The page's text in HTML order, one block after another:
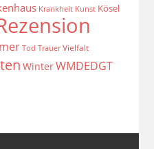
Krankheit Kunst Kösel
Tod Trauer Vielfalt
WinterWMDEDGT